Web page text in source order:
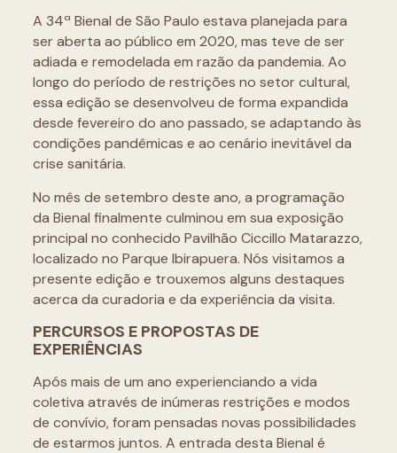
A 34ª Bienal de São Paulo estava planejada para
ser aberta ao público em 2020, mas teve de ser
adiada e remodelada em razão da pandemia. Ao
longo do período de restrições no setor cultural,
essa edição se desenvolveu de forma expandida
desde fevereiro do ano passado, se adaptando às
condições pandêmicas e ao cenário inevitável da
crise sanitária.
No mês de setembro deste ano, a programação
da Bienal finalmente culminou em sua exposição
principal no conhecido Pavilhão Ciccillo Matarazzo,
localizado no Parque Ibirapuera. Nós visitamos a
presente edição e trouxemos alguns destaques
acerca da curadoria e da experiência da visita.
PERCURSOS E PROPOSTAS DE
EXPERIÊNCIAS
Após mais de um ano experienciando a vida
coletiva através de inúmeras restrições e modos
de convívio, foram pensadas novas possibilidades
de estarmos juntos. A entrada desta Bienal é